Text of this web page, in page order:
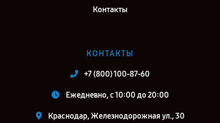
Контакты
КОНТАКТЫ
+7 (800) 100-87-60
Ежедневно, с 10:00 до 20:00
Краснодар, Железнодорожная ул., 30